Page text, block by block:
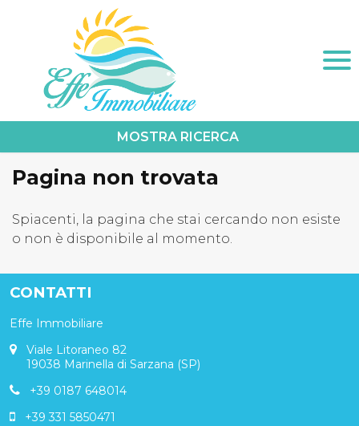
Immobili In Vendita
Immobili In Affitto
Servizi
Lascia Una Richiesta
Contatti
Pagina non trovata
Spiacenti, la pagina che stai cercando non esiste
o non è disponibile al momento.
CONTATTI
Effe Immobiliare
Viale Litoraneo 82
19038 Marinella di Sarzana (SP)
+39 0187 648014
+39 331 5850471